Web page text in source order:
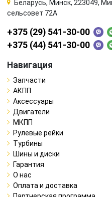
Беларусь, Минск, 223049,
сельсовет 72А
+375 (29) 541-30-00
+375 (44) 541-30-00
Навигация
Запчасти
АКПП
Аксессуары
Двигатели
МКПП
Рулевые рейки
Турбины
Шины и диски
Гарантия
О нас
Оплата и доставка